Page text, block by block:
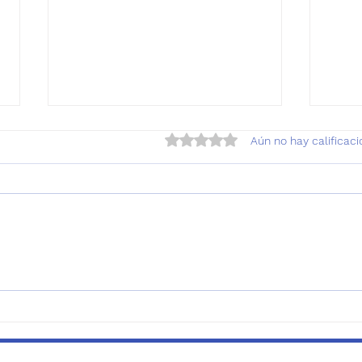
Obtuvo 0 de 5 estrellas.
Aún no hay